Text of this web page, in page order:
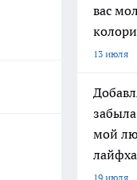
вас
13 июля
мой
19 июля